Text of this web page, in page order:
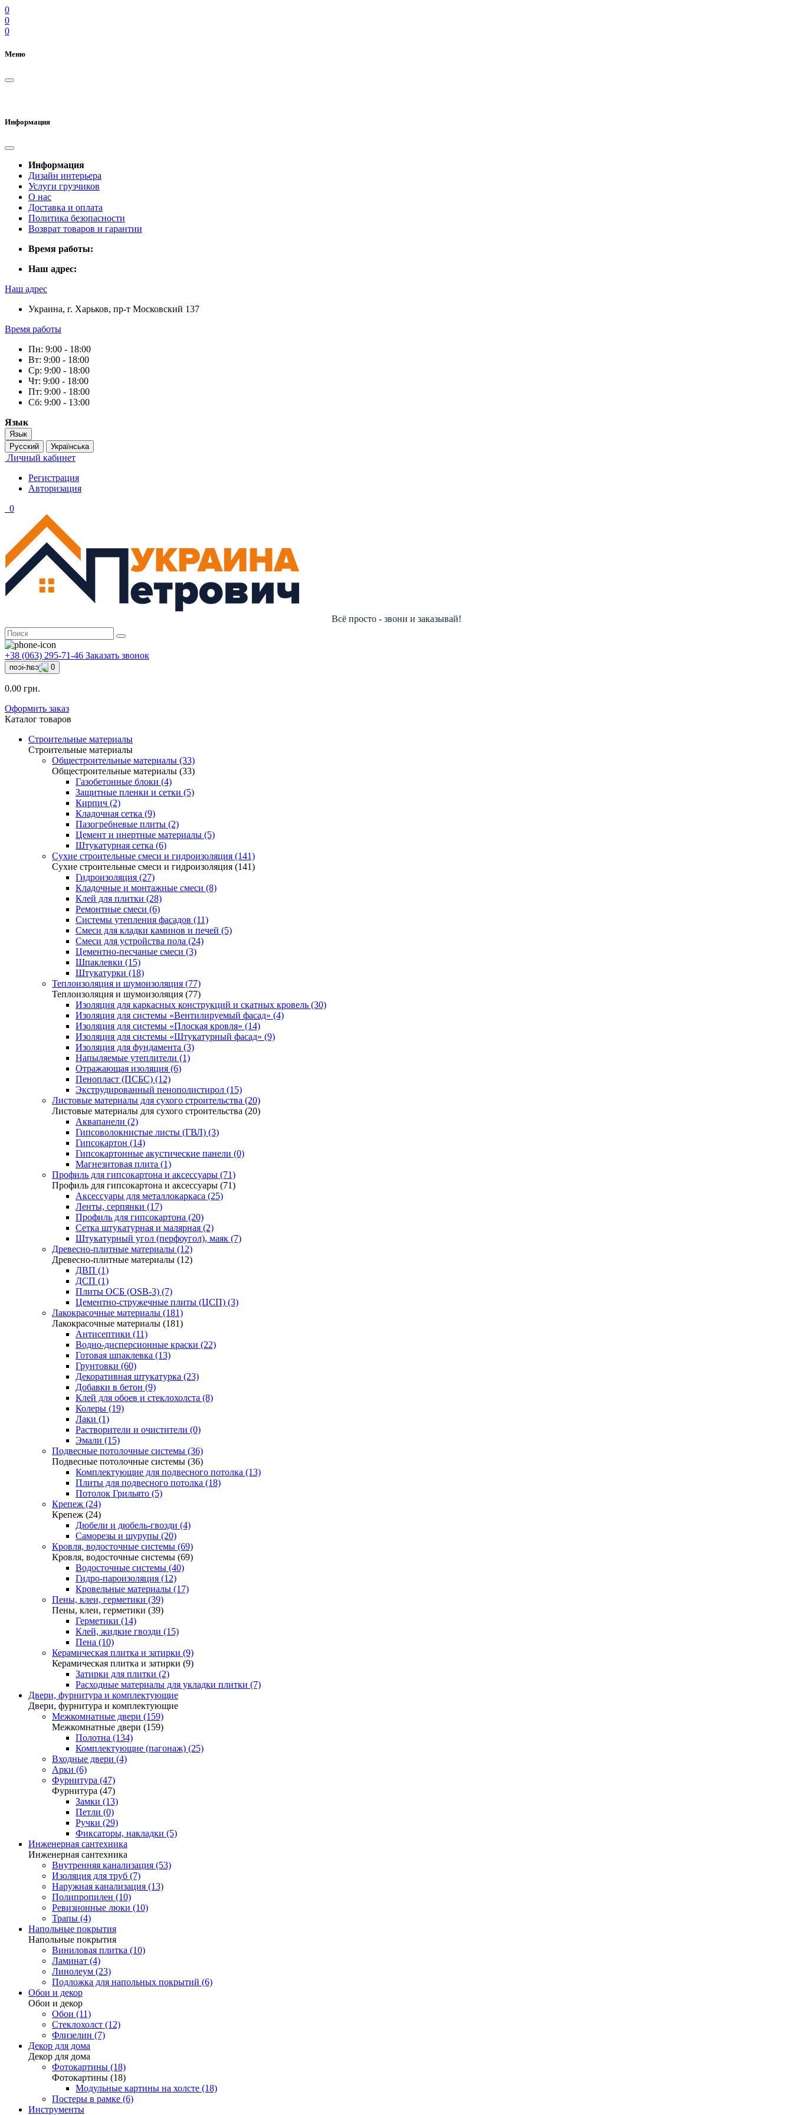
0
0
0
Меню
Информация
Информация
Дизайн интерьера
Услуги грузчиков
О нас
Доставка и оплата
Политика безопасности
Возврат товаров и гарантии
Время работы:
Наш адрес:
Наш адрес
Украина, г. Харьков, пр-т Московский 137
Время работы
Пн: 9:00 - 18:00
Вт: 9:00 - 18:00
Ср: 9:00 - 18:00
Чт: 9:00 - 18:00
Пт: 9:00 - 18:00
Сб: 9:00 - 13:00
Язык
Язык
Русский
Українська
Личный кабинет
Регистрация
Авторизация
0
Всё просто - звони и заказывай!
+38 (063) 295-71-46 Заказать звонок
0
0.00 грн.
Оформить заказ
Каталог товаров
Строительные материалы
Строительные материалы
Общестроительные материалы (33)
Общестроительные материалы (33)
Газобетонные блоки (4)
Защитные пленки и сетки (5)
Кирпич (2)
Кладочная сетка (9)
Пазогребневые плиты (2)
Цемент и инертные материалы (5)
Штукатурная сетка (6)
Сухие строительные смеси и гидроизоляция (141)
Сухие строительные смеси и гидроизоляция (141)
Гидроизоляция (27)
Кладочные и монтажные смеси (8)
Клей для плитки (28)
Ремонтные смеси (6)
Системы утепления фасадов (11)
Смеси для кладки каминов и печей (5)
Смеси для устройства пола (24)
Цементно-песчаные смеси (3)
Шпаклевки (15)
Штукатурки (18)
Теплоизоляция и шумоизоляция (77)
Теплоизоляция и шумоизоляция (77)
Изоляция для каркасных конструкций и скатных кровель (30)
Изоляция для системы «Вентилируемый фасад» (4)
Изоляция для системы «Плоская кровля» (14)
Изоляция для системы «Штукатурный фасад» (9)
Изоляция для фундамента (3)
Напыляемые утеплители (1)
Отражающая изоляция (6)
Пенопласт (ПСБС) (12)
Экструдированный пенополистирол (15)
Листовые материалы для сухого строительства (20)
Листовые материалы для сухого строительства (20)
Аквапанели (2)
Гипсоволокнистые листы (ГВЛ) (3)
Гипсокартон (14)
Гипсокартонные акустические панели (0)
Магнезитовая плита (1)
Профиль для гипсокартона и аксессуары (71)
Профиль для гипсокартона и аксессуары (71)
Аксессуары для металлокаркаса (25)
Ленты, серпянки (17)
Профиль для гипсокартона (20)
Сетка штукатурная и малярная (2)
Штукатурный угол (перфоугол), маяк (7)
Древесно-плитные материалы (12)
Древесно-плитные материалы (12)
ДВП (1)
ДСП (1)
Плиты ОСБ (OSB-3) (7)
Цементно-стружечные плиты (ЦСП) (3)
Лакокрасочные материалы (181)
Лакокрасочные материалы (181)
Антисептики (11)
Водно-дисперсионные краски (22)
Готовая шпаклевка (13)
Грунтовки (60)
Декоративная штукатурка (23)
Добавки в бетон (9)
Клей для обоев и стеклохолста (8)
Колеры (19)
Лаки (1)
Растворители и очистители (0)
Эмали (15)
Подвесные потолочные системы (36)
Подвесные потолочные системы (36)
Комплектующие для подвесного потолка (13)
Плиты для подвесного потолка (18)
Потолок Грильято (5)
Крепеж (24)
Крепеж (24)
Дюбели и дюбель-гвозди (4)
Саморезы и шурупы (20)
Кровля, водосточные системы (69)
Кровля, водосточные системы (69)
Водосточные системы (40)
Гидро-пароизоляция (12)
Кровельные материалы (17)
Пены, клеи, герметики (39)
Пены, клеи, герметики (39)
Герметики (14)
Клей, жидкие гвозди (15)
Пена (10)
Керамическая плитка и затирки (9)
Керамическая плитка и затирки (9)
Затирки для плитки (2)
Расходные материалы для укладки плитки (7)
Двери, фурнитура и комплектующие
Двери, фурнитура и комплектующие
Межкомнатные двери (159)
Межкомнатные двери (159)
Полотна (134)
Комплектующие (пагонаж) (25)
Входные двери (4)
Арки (6)
Фурнитура (47)
Фурнитура (47)
Замки (13)
Петли (0)
Ручки (29)
Фиксаторы, накладки (5)
Инженерная сантехника
Инженерная сантехника
Внутренняя канализация (53)
Изоляция для труб (7)
Наружная канализация (13)
Полипропилен (10)
Ревизионные люки (10)
Трапы (4)
Напольные покрытия
Напольные покрытия
Виниловая плитка (10)
Ламинат (4)
Линолеум (23)
Подложка для напольных покрытий (6)
Обои и декор
Обои и декор
Обои (11)
Стеклохолст (12)
Флизелин (7)
Декор для дома
Декор для дома
Фотокартины (18)
Фотокартины (18)
Модульные картины на холсте (18)
Постеры в рамке (6)
Инструменты